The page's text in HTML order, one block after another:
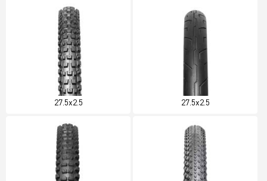
27.5x2.5 27.5x2.5